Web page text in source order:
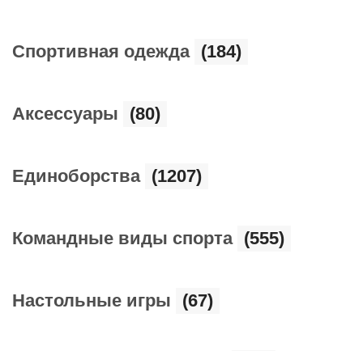
Cпортивная одежда (184)
Аксессуары (80)
Единоборства (1207)
Командные виды спорта (555)
Настольные игры (67)